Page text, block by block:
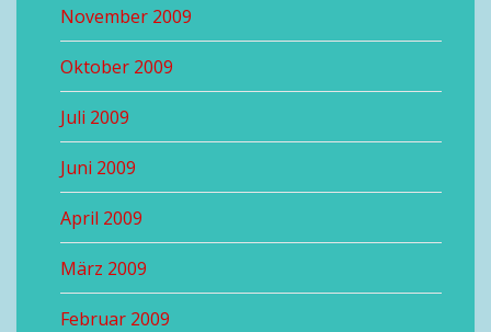
November 2009
Oktober 2009
Juli 2009
Juni 2009
April 2009
März 2009
Februar 2009